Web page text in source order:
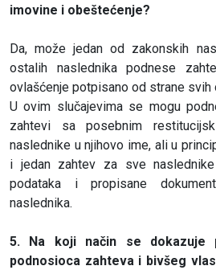
imovine i obeštećenje?
Da, može jedan od zakonskih
ostalih naslednika podnese
ovlašćenje potpisano od strane svih
U ovim slučajevima se mogu
zahtevi sa posebnim
naslednike u njihovo ime, ali u
i jedan zahtev za sve
podataka i propisane
naslednika.
5. Na koji način se dokazuje
podnosioca zahteva i bivšeg